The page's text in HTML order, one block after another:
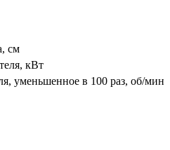
см
кВт
уменьшенное в 100 раз, об/мин